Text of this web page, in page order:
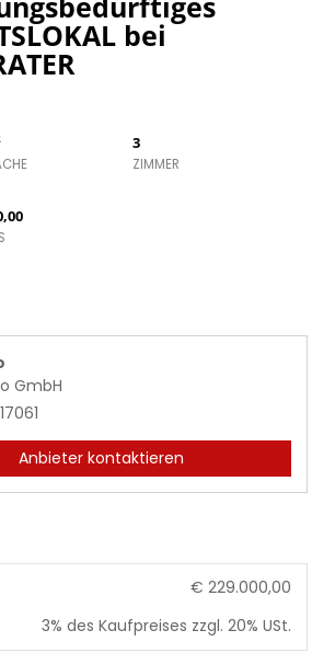
bei
3
ZIMMER
GmbH
Anbieter kontaktieren
€ 229.000,00
3% des Kaufpreises zzgl. 20% USt.